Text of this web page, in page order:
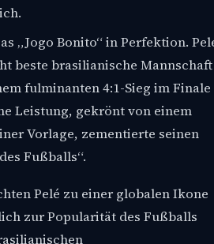
„Jogo Bonito“ in Perfektion.
beste brasilianische Mannschaft
fulminanten 4:1-Sieg im Finale
Leistung, gekrönt von einem
Vorlage, zementierte seinen
Fußballs“.
Pelé zu einer globalen Ikone
zur Popularität des Fußballs